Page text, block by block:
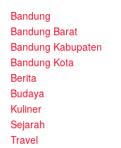
Bandung
Bandung Barat
Bandung Kabupaten
Bandung Kota
Berita
Budaya
Kuliner
Sejarah
Travel